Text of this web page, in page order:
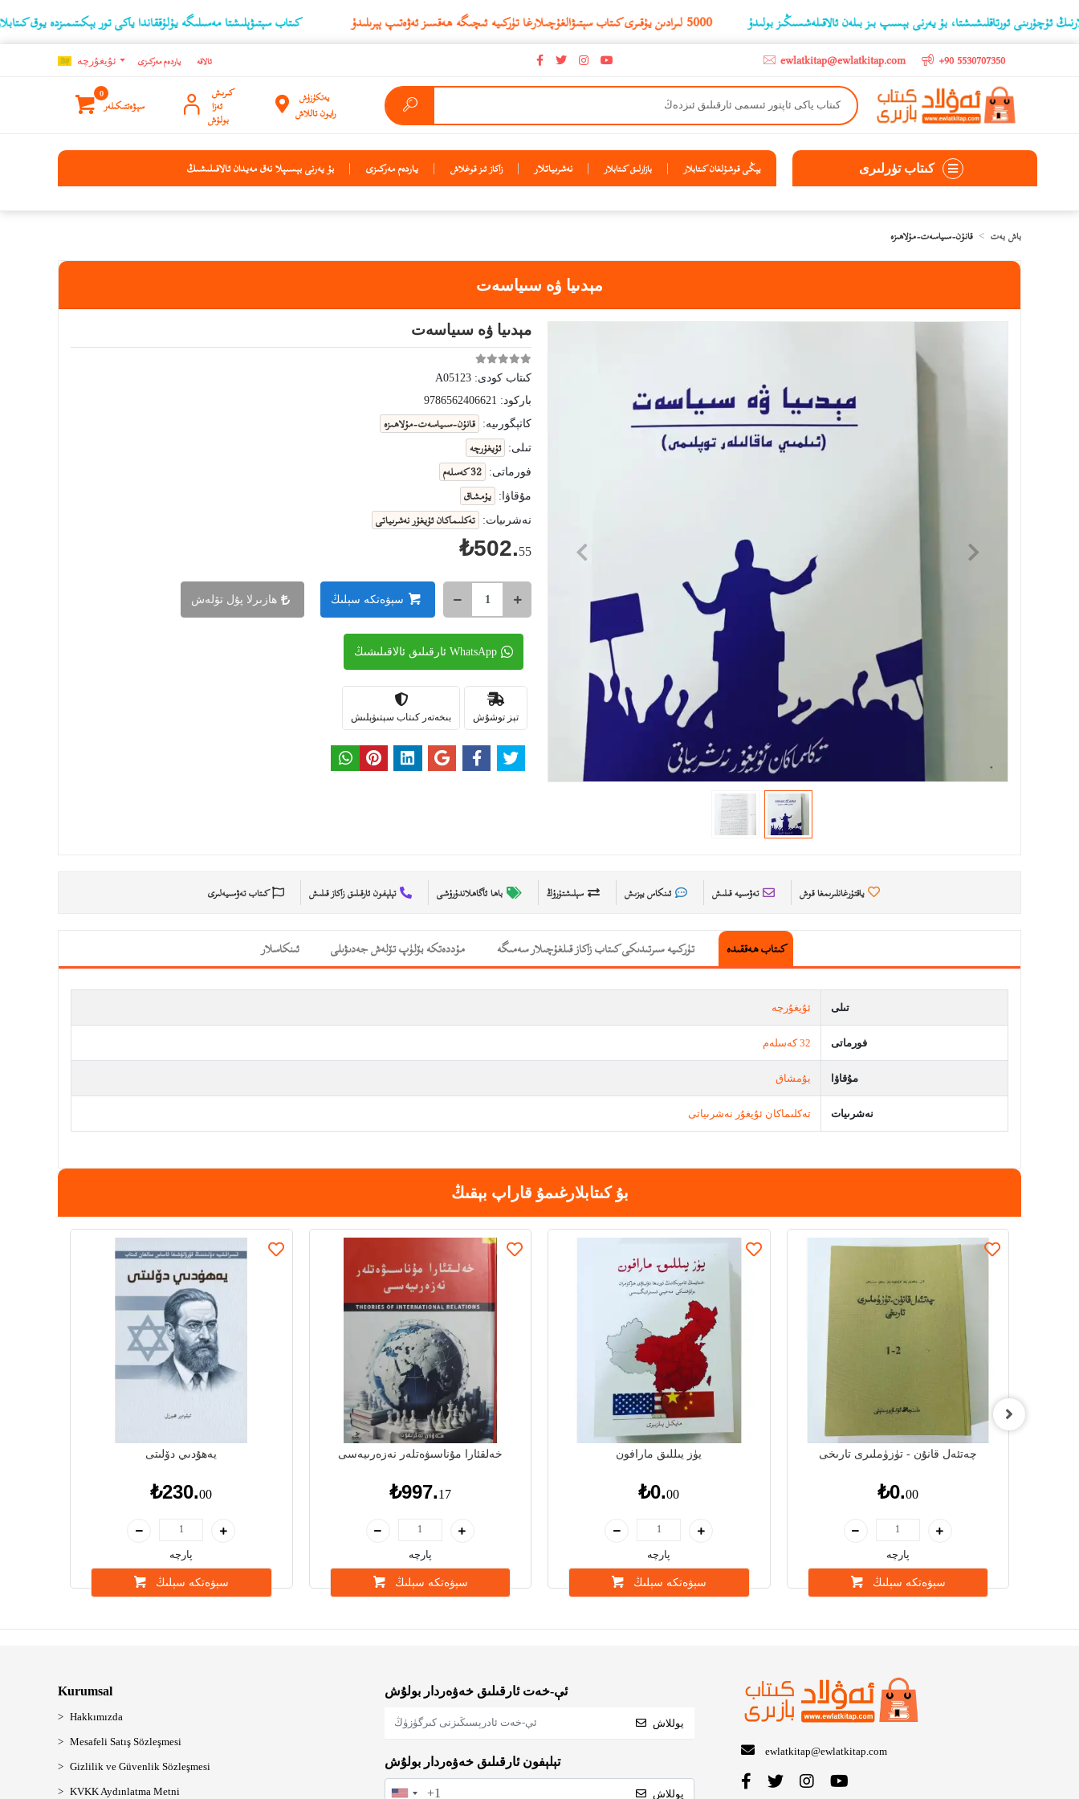
كىتاب سېتىۋېلىشتا مەسىلىگە يۇلۇققاندا ياكى تور بېكىتىمىزدە يوق كىتابلارنىڭ ‫5000 لىرادىن يۇقىرى كىتاب سېتىۋالغۇچىلارغا تۈركىيە ئىچىگە ھەقسىز ئەۋەتىپ ېېرىلىدۇ ئورتاقلىشىشتا، بۇ يەرنى بېسىپ بىز بىلەن ئالاقىلەشسىڭىز بولىدۇ
+90 5530707350
ewlatkitap@ewlatkitap.com ئۇيغۇرچه ياردەم مەركىزى ئالاقە
يەتكۈزۈش
رايون تاللاش
كىرىش
ئەزا
بولۇش
0
سېۋەتتىكىلەر
كىتاب تۈرلىرى يېڭى قوشۇلغان كىتابلار بازارلىق كىتابلار نەشرىياتلار زاكاز ئىز قوغلاش ياردەم مەركىزى بۇ يەرنى بېسىپلا نەق مەيدان ئالاقىلىشىڭ
باش بەت قانۇن-سىياسەت-مۇلاھىزە
مېدىيا ۋە سىياسەت
مېدىيا ۋە سىياسەت
كىتاب كودى: A05123
باركود: 9786562406621
كاتېگورىيە:
قانۇن-سىياسەت-مۇلاھىزە
تىلى: ئۇيغۇرچە
فورماتى: 32 كەسلەم
مۇقاۋا: يۇمشاق
نەشرىيات: تەكلىماكان ئۇيغۇر نەشرىياتى
₺502.55
سېۋەتكە سېلىڭ ھازىرلا پۇل تۆلەش
WhatsApp ئارقىلىق ئالاقىلىشىڭ
تېز توشۇش بىخەتەر كىتاب سېتىۋېلىش
ياقتۇرغانلىرىمغا قوش تەۋسىيە قىلىش ئىنكاس يېزىش سېلىشتۇرۇڭ باھا ئاگاھلاندۇرۇشى تېلېفون ئارقىلىق زاكاز قىلىش كىتاب تەۋسىيەلىرى
كىتاب ھەققىدە تۈركىيە سىرتىدىكى كىتاب زاكاز قىلغۇچىلار سەمىگە مۇددەتكە بۆلۈپ تۆلەش جەدىۋىلى ئىنكاسلار
تىلى ئۇيغۇرچە
فورماتى 32 كەسلەم
مۇقاۋا يۇمشاق
نەشرىيات تەكلىماكان ئۇيغۇر نەشرىياتى
بۇ كىتابلارغىمۇ قاراپ بېقىڭ
يەھۇدىي دۆلىتى
₺230.00
پارچە
سېۋەتكە سېلىڭ
خەلقئارا مۇناسىۋەتلەر نەزەرىيەسى
₺997.17
پارچە
سېۋەتكە سېلىڭ
يۈز يىللىق مارافون
₺0.00
پارچە
سېۋەتكە سېلىڭ
چەتئەل قانۇن - تۈزۈملىرى تارىخى
₺0.00
پارچە
سېۋەتكە سېلىڭ
ewlatkitap@ewlatkitap.com
ئې-خەت ئارقىلىق خەۋەردار بولۇش
يوللاش
تېلېفون ئارقىلىق خەۋەردار بولۇش
يوللاش
Kurumsal
Hakkımızda
Mesafeli Satış Sözleşmesi
Gizlilik ve Güvenlik Sözleşmesi
KVKK Aydınlatma Metni